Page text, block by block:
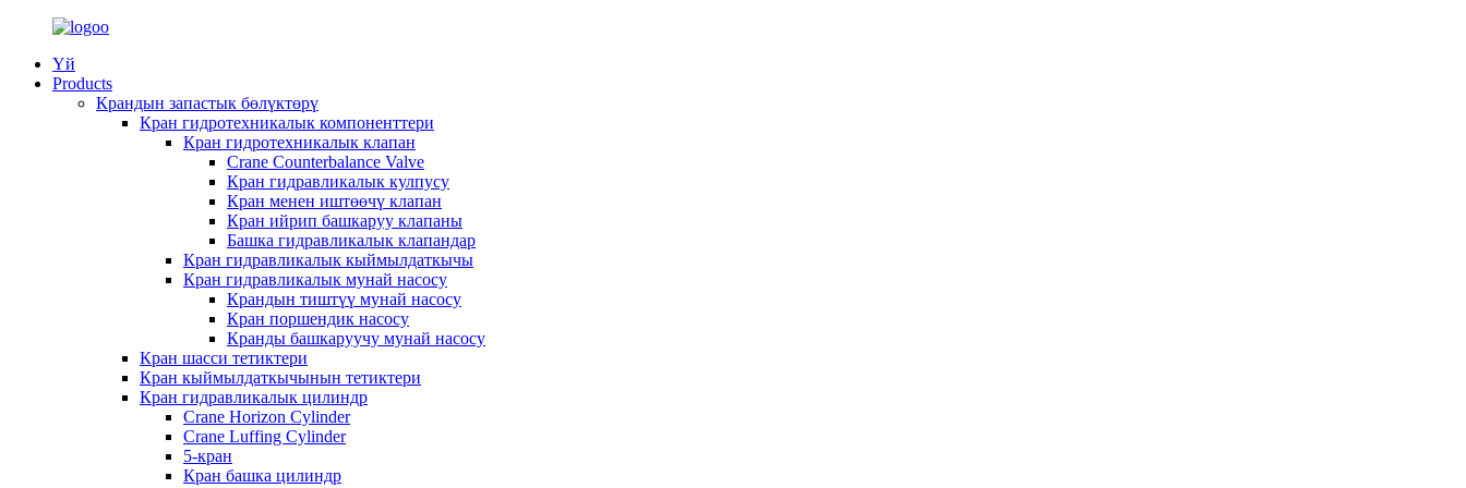
Үй
Products
Крандын запастык бөлүктөрү
Кран гидротехникалык компоненттери
Кран гидротехникалык клапан
Crane Counterbalance Valve
Кран гидравликалык кулпусу
Кран менен иштөөчү клапан
Кран ийрип башкаруу клапаны
Башка гидравликалык клапандар
Кран гидравликалык кыймылдаткычы
Кран гидравликалык мунай насосу
Крандын тиштүү мунай насосу
Кран поршендик насосу
Кранды башкаруучу мунай насосу
Кран шасси тетиктери
Кран кыймылдаткычынын тетиктери
Кран гидравликалык цилиндр
Crane Horizon Cylinder
Crane Luffing Cylinder
5-кран
Кран башка цилиндр